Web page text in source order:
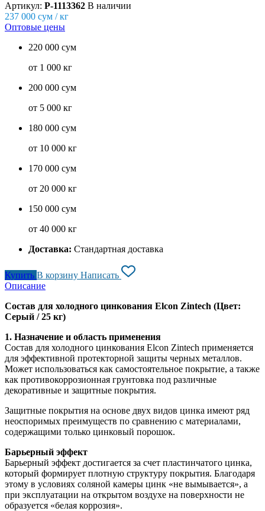
Артикул: P-1113362 В наличии
237 000 сум / кг
Оптовые цены
220 000 сум
от 1 000 кг
200 000 сум
от 5 000 кг
180 000 сум
от 10 000 кг
170 000 сум
от 20 000 кг
150 000 сум
от 40 000 кг
Доставка: Стандартная доставка
Купить В корзину Написать
Описание
Состав для холодного цинкования Elcon Zintech (Цвет:
Серый / 25 кг)
1. Назначение и область применения
Состав для холодного цинкования Elcon Zintech применяется
для эффективной протекторной защиты черных металлов.
Может использоваться как самостоятельное покрытие, а также
как противокоррозионная грунтовка под различные
декоративные и защитные покрытия.
Защитные покрытия на основе двух видов цинка имеют ряд
неоспоримых преимуществ по сравнению с материалами,
содержащими только цинковый порошок.
Барьерный эффект
Барьерный эффект достигается за счет пластинчатого цинка,
который формирует плотную структуру покрытия. Благодаря
этому в условиях соляной камеры цинк «не вымывается», а
при эксплуатации на открытом воздухе на поверхности не
образуется «белая коррозия».